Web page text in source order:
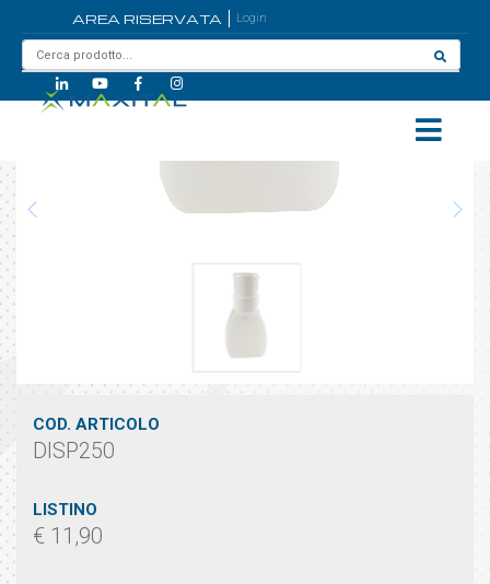
AREA RISERVATA Login
COD. ARTICOLO
DISP250
LISTINO
€ 11,90